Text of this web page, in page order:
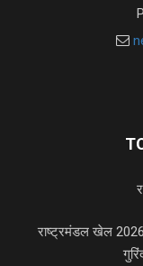
राष्ट्रमंडल खेल